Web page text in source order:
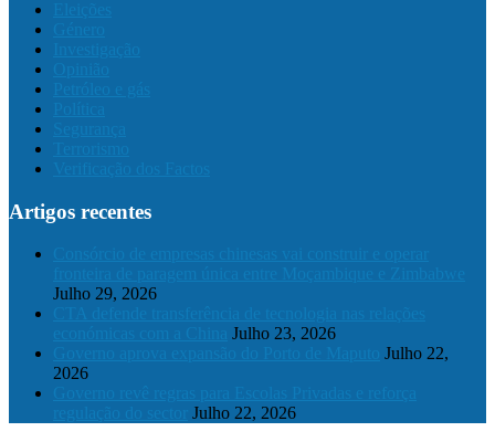
Artigos recentes
Julho 29, 2026
Julho 23, 2026
Julho 22,
2026
Julho 22, 2026